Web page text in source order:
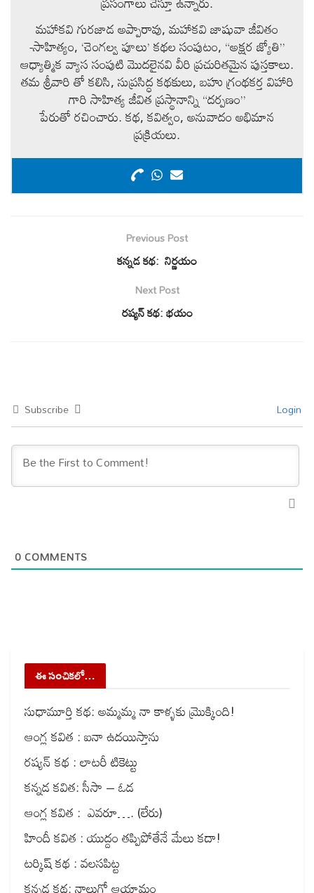
మహాకవి గురజాడ అప్పారావు, మహాకవి జాషువా జీవితం
-సాహిత్యం, ‘చెంగల్వ పూలు’ కథల సంపుటం, “అక్షర జ్యోతి”
ఆధ్యాత్మిక వ్యాస సంపుటి మొదలైనవి వీరి ప్రచురితమైన పుస్తకాలు.
తమ శ్రీవారి తో కలిసి, సుప్రసిద్ధ కథకులు, బహు గ్రంథకర్త విహారి
గారి సాహిత్య జీవిత ప్రస్థానాన్ని “దర్పణం”
పేరుతో రచించారు. కథ, కవిత్వం, అనువాదం అభిమాన
ప్రక్రియలు.
Previous Post
కన్నడ కథ: నిర్ణయం
Next Post
రష్యన్ కథ: భయం
Subscribe Login
0 COMMENTS
ఈ సంచికలో…
సుధామూర్తి కథ: అమ్మమ్మ నా కాళ్ళకు మ్రొక్కింది!
ఆంగ్ల కవిత : ఐనా ఉదయిస్తాను
రష్యన్ కథ : లాటరీ టికెట్టు
కన్నడ కవిత: సీసా – ఓడ
ఆంగ్ల కవిత : ఎవరూ…. (లేరు)
హిందీ కవిత : యుద్దం తప్పిపోతేనే మేలు కదా!
టర్కిష్ కథ : వలసపిట్ట